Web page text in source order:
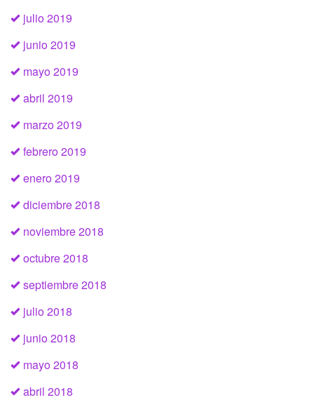
julio 2019
junio 2019
mayo 2019
abril 2019
marzo 2019
febrero 2019
enero 2019
diciembre 2018
noviembre 2018
octubre 2018
septiembre 2018
julio 2018
junio 2018
mayo 2018
abril 2018